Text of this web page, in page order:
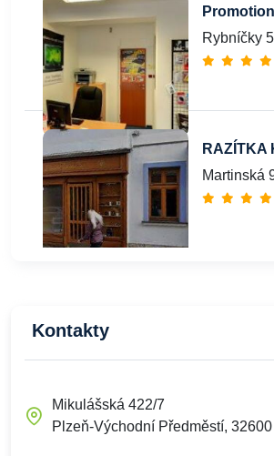
Rybníčky
RAZÍTKA
Martinská
Kontakty
Mikulášská 422/7
Plzeň-Východní Předměstí, 32600